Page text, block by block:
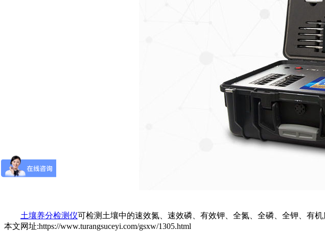
土壤养分检测仪可检测土壤中的速效氮、速效磷、有效钾、全氮、全磷、全钾、有
本文网址:https://www.turangsuceyi.com/gsxw/1305.html